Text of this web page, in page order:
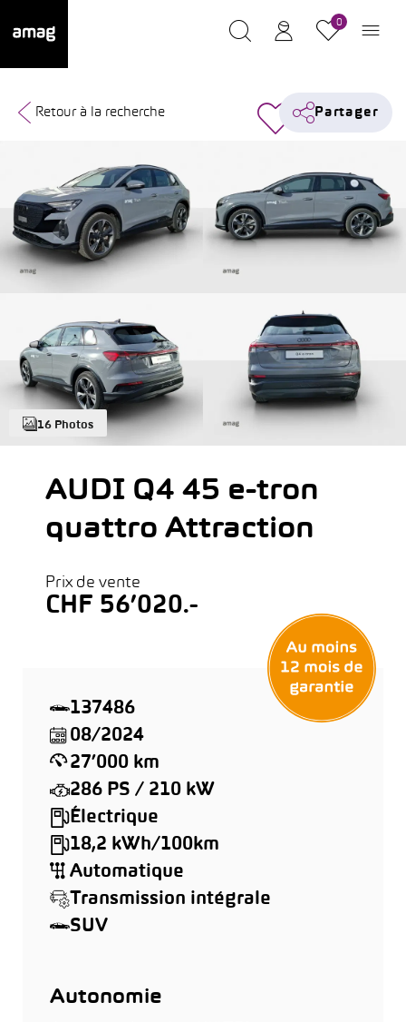
0
16 Photos
Retour à la recherche Partager
AUDI Q4 45 e-tron
quattro Attraction
Prix de vente
CHF 56’020.-
137486
08/2024
27’000 km
286 PS / 210 kW
Électrique
18,2 kWh/100km
Automatique
Transmission intégrale
SUV
Autonomie